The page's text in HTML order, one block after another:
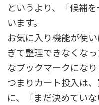
というより、「候補
います。
お気に入り機能が使
ぎて整理できなくな
なブックマークになり
つまりカート投入は
に、「まだ決めてい